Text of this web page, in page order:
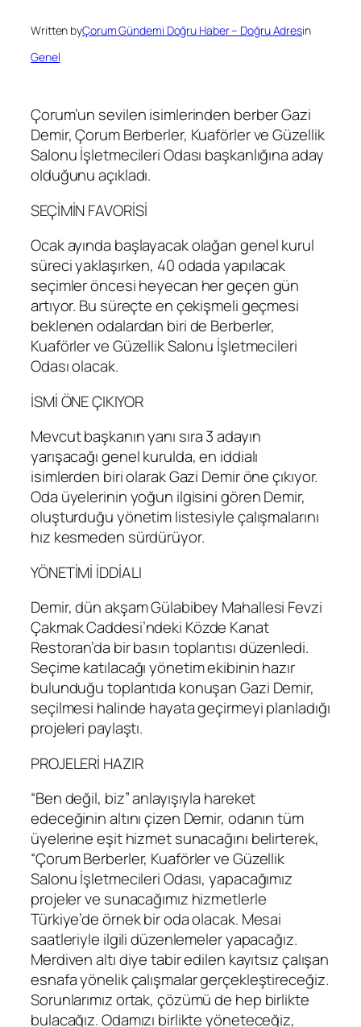
Written byÇorum Gündemi Doğru Haber – Doğru Adresin
Genel
Çorum’un sevilen isimlerinden berber Gazi
Demir, Çorum Berberler, Kuaförler ve Güzellik
Salonu İşletmecileri Odası başkanlığına aday
olduğunu açıkladı.
SEÇİMİN FAVORİSİ
Ocak ayında başlayacak olağan genel kurul
süreci yaklaşırken, 40 odada yapılacak
seçimler öncesi heyecan her geçen gün
artıyor. Bu süreçte en çekişmeli geçmesi
beklenen odalardan biri de Berberler,
Kuaförler ve Güzellik Salonu İşletmecileri
Odası olacak.
İSMİ ÖNE ÇIKIYOR
Mevcut başkanın yanı sıra 3 adayın
yarışacağı genel kurulda, en iddialı
isimlerden biri olarak Gazi Demir öne çıkıyor.
Oda üyelerinin yoğun ilgisini gören Demir,
oluşturduğu yönetim listesiyle çalışmalarını
hız kesmeden sürdürüyor.
YÖNETİMİ İDDİALI
Demir, dün akşam Gülabibey Mahallesi Fevzi
Çakmak Caddesi’ndeki Közde Kanat
Restoran’da bir basın toplantısı düzenledi.
Seçime katılacağı yönetim ekibinin hazır
bulunduğu toplantıda konuşan Gazi Demir,
seçilmesi halinde hayata geçirmeyi planladığı
projeleri paylaştı.
PROJELERİ HAZIR
“Ben değil, biz” anlayışıyla hareket
edeceğinin altını çizen Demir, odanın tüm
üyelerine eşit hizmet sunacağını belirterek,
“Çorum Berberler, Kuaförler ve Güzellik
Salonu İşletmecileri Odası, yapacağımız
projeler ve sunacağımız hizmetlerle
Türkiye’de örnek bir oda olacak. Mesai
saatleriyle ilgili düzenlemeler yapacağız.
Merdiven altı diye tabir edilen kayıtsız çalışan
esnafa yönelik çalışmalar gerçekleştireceğiz.
Sorunlarımız ortak, çözümü de hep birlikte
bulacağız. Odamızı birlikte yöneteceğiz,